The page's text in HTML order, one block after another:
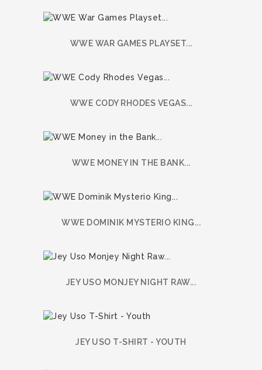
WWE WAR GAMES PLAYSET...
WWE CODY RHODES VEGAS...
WWE MONEY IN THE BANK...
WWE DOMINIK MYSTERIO KING...
JEY USO MONJEY NIGHT RAW...
JEY USO T-SHIRT - YOUTH